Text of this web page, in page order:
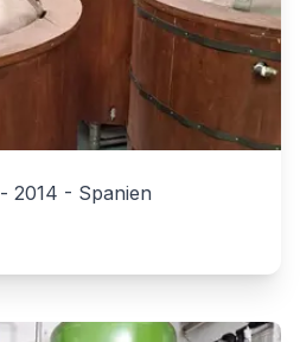
- 2014 - Spanien